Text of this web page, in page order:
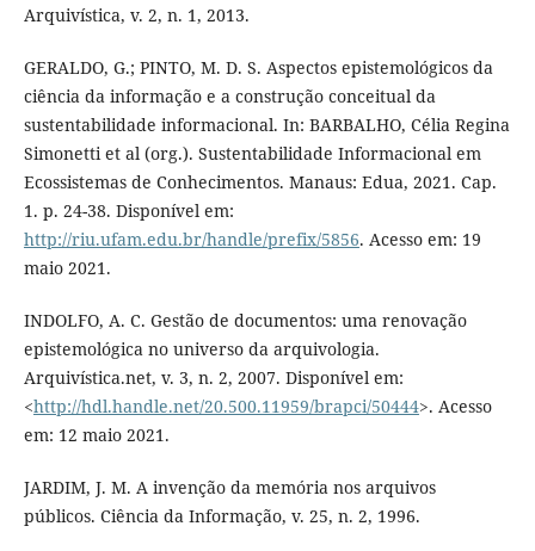
Arquivística, v. 2, n. 1, 2013.
GERALDO, G.; PINTO, M. D. S. Aspectos epistemológicos da
ciência da informação e a construção conceitual da
sustentabilidade informacional. In: BARBALHO, Célia Regina
Simonetti et al (org.). Sustentabilidade Informacional em
Ecossistemas de Conhecimentos. Manaus: Edua, 2021. Cap.
1. p. 24-38. Disponível em:
http://riu.ufam.edu.br/handle/prefix/5856. Acesso em: 19
maio 2021.
INDOLFO, A. C. Gestão de documentos: uma renovação
epistemológica no universo da arquivologia.
Arquivística.net, v. 3, n. 2, 2007. Disponível em:
<http://hdl.handle.net/20.500.11959/brapci/50444>. Acesso
em: 12 maio 2021.
JARDIM, J. M. A invenção da memória nos arquivos
públicos. Ciência da Informação, v. 25, n. 2, 1996.